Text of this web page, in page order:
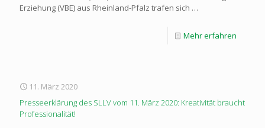
Erziehung (VBE) aus Rheinland-Pfalz trafen sich …
Mehr erfahren
11. März 2020
Presseerklärung des SLLV vom 11. März 2020: Kreativität braucht
Professionalität!